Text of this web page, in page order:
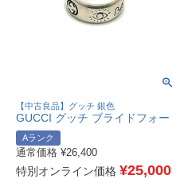
【中古良品】グッチ 銀色
GUCCI グッチ ブライドフォー
ラブ 指輪 GG ファッションリ
ング アクセサリー リング・指
輪 SV925 ユニセックス シルバ
ー 【中古】
Aランク
通常価格 ¥26,400
特別オンライン価格 ¥25,000